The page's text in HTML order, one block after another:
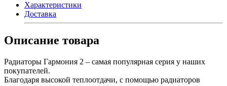
Характеристики
Доставка
Описание товара
Радиаторы Гармония 2 – самая популярная серия у наших
покупателей.
Благодаря высокой теплоотдачи, с помощью радиаторов